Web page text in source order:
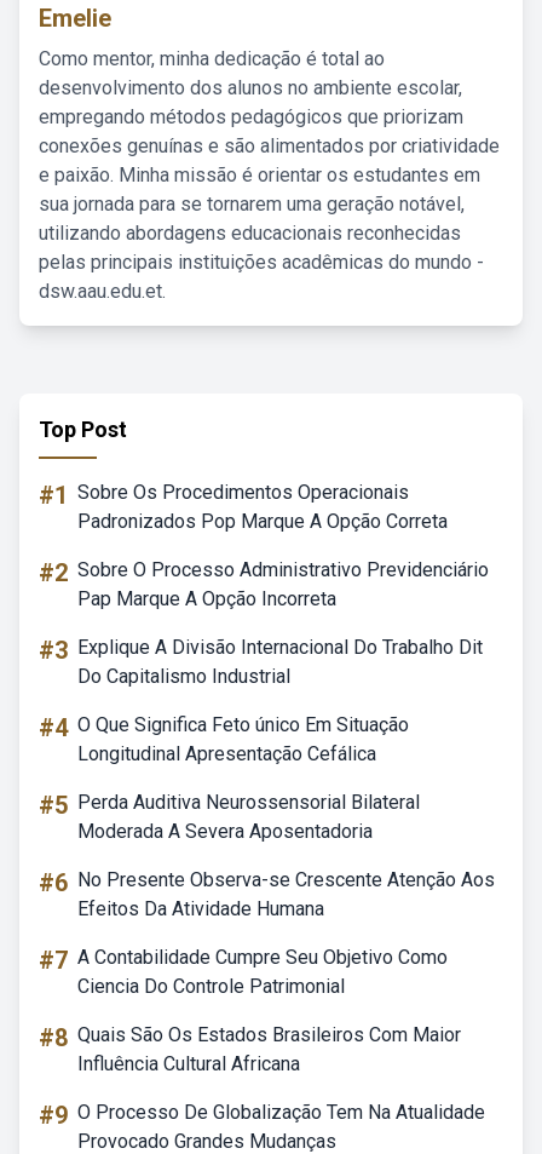
Emelie
Como mentor, minha dedicação é total ao
desenvolvimento dos alunos no ambiente escolar,
empregando métodos pedagógicos que priorizam
conexões genuínas e são alimentados por criatividade
e paixão. Minha missão é orientar os estudantes em
sua jornada para se tornarem uma geração notável,
utilizando abordagens educacionais reconhecidas
pelas principais instituições acadêmicas do mundo -
dsw.aau.edu.et.
Top Post
#1 Sobre Os Procedimentos Operacionais
Padronizados Pop Marque A Opção Correta
#2 Sobre O Processo Administrativo Previdenciário
Pap Marque A Opção Incorreta
#3 Explique A Divisão Internacional Do Trabalho Dit
Do Capitalismo Industrial
#4 O Que Significa Feto único Em Situação
Longitudinal Apresentação Cefálica
#5 Perda Auditiva Neurossensorial Bilateral
Moderada A Severa Aposentadoria
#6 No Presente Observa-se Crescente Atenção Aos
Efeitos Da Atividade Humana
#7 A Contabilidade Cumpre Seu Objetivo Como
Ciencia Do Controle Patrimonial
#8 Quais São Os Estados Brasileiros Com Maior
Influência Cultural Africana
#9 O Processo De Globalização Tem Na Atualidade
Provocado Grandes Mudanças